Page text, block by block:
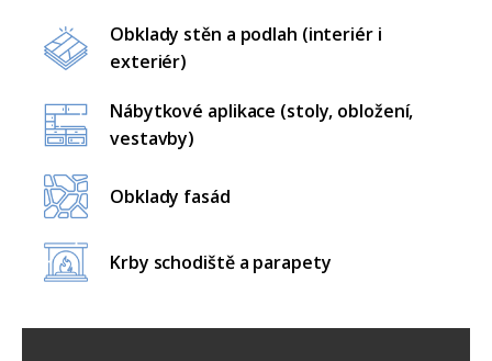
Obklady stěn a podlah (interiér i
exteriér)
Nábytkové aplikace (stoly, obložení,
vestavby)
Obklady fasád
Krby schodiště a parapety